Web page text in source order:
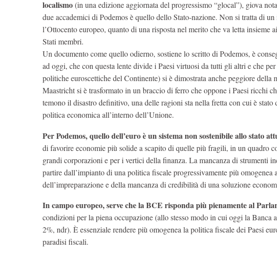
localismo(in una edizione aggiornata del progressismo “glocal”), giova
due accademici di Podemos è quello dello Stato-nazione. Non si tratta di
l’Ottocento europeo, quanto di una risposta nel merito che va letta insieme
Stati membri.
Un documento come quello odierno, sostiene lo scritto di Podemos, è
ad oggi, che con questa lente divide i Paesi virtuosi da tutti gli altri e che
politiche euroscettiche del Continente) si è dimostrata anche peggiore
Maastricht si è trasformato in un braccio di ferro che oppone i Paesi ricchi
temono il disastro definitivo, una delle ragioni sta nella fretta con cui è
politica economica all’interno dell’Unione.
Per Podemos, quello dell’euro è un sistema non sostenibile allo stato
di favorire economie più solide a scapito di quelle più fragili, in un quadro
grandi corporazioni e per i vertici della finanza. La mancanza di strumenti
partire dall’impianto di una politica fiscale progressivamente più omogenea
dell’impreparazione e della mancanza di credibilità di una soluzione
In campo europeo, serve che la BCE risponda più pienamente al
condizioni per la piena occupazione (allo stesso modo in cui oggi la
2%, ndr). È essenziale rendere più omogenea la politica fiscale dei Paesi
paradisi fiscali.